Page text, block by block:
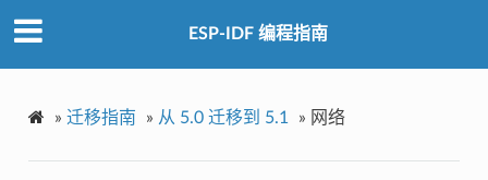
ESP-IDF 编程指南
» 迁移指南 » 从 5.0 迁移到 5.1 » 网络